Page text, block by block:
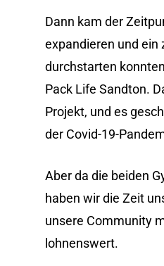
Dann kam der
expandieren und ein
durchstarten
Pack Life Sandton.
Projekt, und es
der Covid-19-
Aber da die beiden
haben wir die Zeit
unsere Community
lohnenswert.